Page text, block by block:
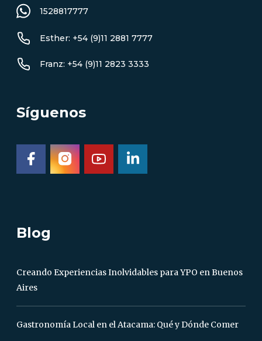
1528817777
Esther: +54 (9)11 2881 7777
Franz: +54 (9)11 2823 3333
Síguenos
Blog
Creando Experiencias Inolvidables para YPO en Buenos
Aires
Gastronomía Local en el Atacama: Qué y Dónde Comer